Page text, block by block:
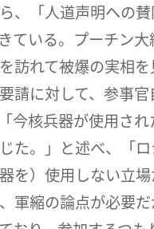
、「人道声明への
ている。プーチン
訪れて被爆の実相
請に対して、参事
今核兵器が使用さ
た。」と述べ、「
を）使用しない立
軍縮の論点が必要